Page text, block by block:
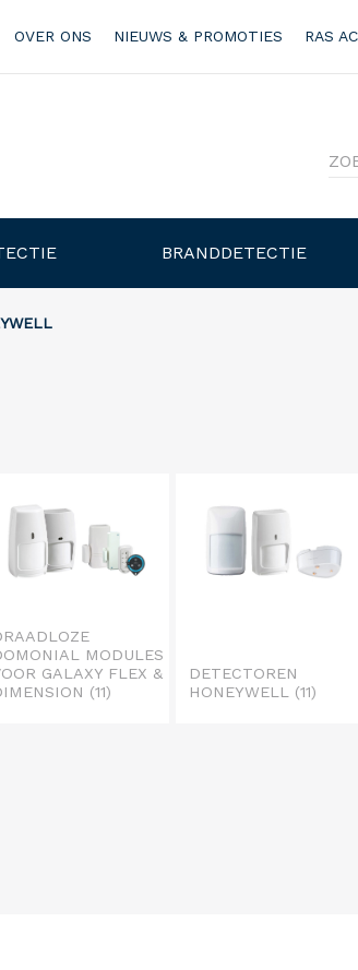
OVER ONS NIEUWS & PROMOTIES RAS
BRANDDETECTIE
MODULES
GALAXY FLEX &
(11)
DETECTOREN
HONEYWELL (11)